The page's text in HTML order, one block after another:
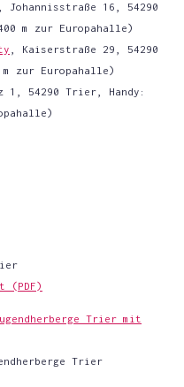
, Johan­nis­stra­ße 16, 54290
m zur Europahalle)
, Kai­ser­stra­ße 29, 54290
zur Europahalle)
1, 54290 Trier, Han­dy:
(PDF)
Trier